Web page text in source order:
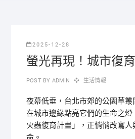
2025-12-28
螢光再現！城市復
POST BY ADMIN 生活情報
夜幕低垂，台北市郊的公園草
在城市邊緣點亮它們的生命之
火蟲復育計畫」，正悄悄改寫